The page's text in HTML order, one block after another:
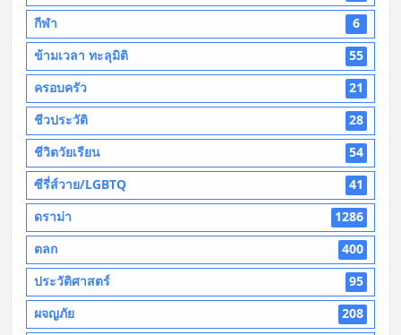
กีฬา
6
ข้ามเวลา ทะลุมิติ
55
ครอบครัว
21
ชีวประวัติ
28
ชีวิตวัยเรียน
54
ซีรี่ส์วาย/LGBTQ
41
ดราม่า
1286
ตลก
400
ประวัติศาสตร์
95
ผจญภัย
208